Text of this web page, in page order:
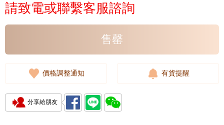
請致電或聯繫客服諮詢
售罄
價格調整通知 有貨提醒
分享給朋友